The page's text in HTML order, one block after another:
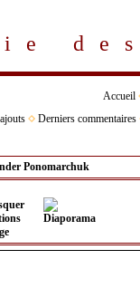
Accueil
Derniers commentaires
Ponomarchuk